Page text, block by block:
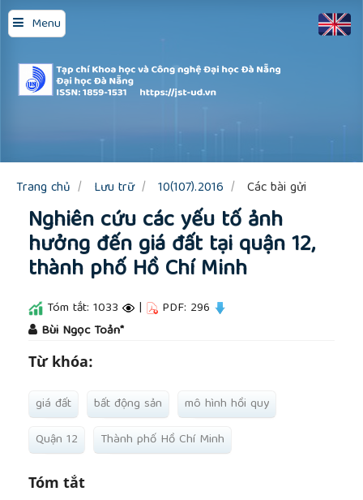
Menu
Quick
jump
to
page
content
Main
Sidebar
Trang chủ Lưu trữ 10(107).2016 Các bài gửi
Nghiên cứu các yếu tố ảnh
hưởng đến giá đất tại quận 12,
thành phố Hồ Chí Minh
Tóm tắt: 1033 | PDF: 296
Bùi Ngọc Toản*
Từ khóa:
giá đất bất động sản
mô hình hồi quy
Quận 12
Thành phố Hồ Chí Minh
Tóm tắt